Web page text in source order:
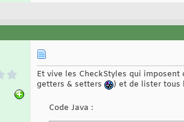
Et vive les CheckStyles qui
getters & setters
) et de lister tous
Code Java :